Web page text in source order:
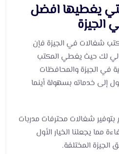
يغطيها افضل
شغالات في الجيزة فإن
لك حيث يغطي المكتب
في الجيزة والمحافظات
إلى خدماته بسهولة أينما
شغالات محترفات مدربات
مما يجعلنا الخيار الأول
المختلفة.